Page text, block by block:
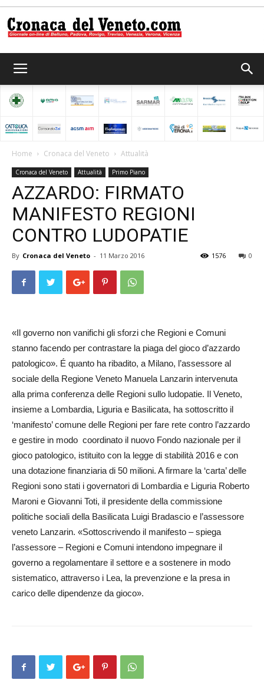
del
Veneto
Home Cronaca del Veneto Attualità
Cronaca del Veneto Attualità Primo Piano
AZZARDO: FIRMATO
MANIFESTO REGIONI
CONTRO LUDOPATIE
By Cronaca del Veneto - 11 Marzo 2016 0
1576
«Il governo non vanifichi gli sforzi che Regioni e Comuni
stanno facendo per contrastare la piaga del gioco d’azzardo
patologico». É quanto ha ribadito, a Milano, l’assessore al
sociale della Regione Veneto Manuela Lanzarin intervenuta
alla prima conferenza delle Regioni sullo ludopatie. Il Veneto,
insieme a Lombardia, Liguria e Basilicata, ha sottoscritto il
‘manifesto’ comune delle Regioni per fare rete contro l’azzardo
e gestire in modo coordinato il nuovo Fondo nazionale per il
gioco patologico, istituito con la legge di stabilità 2016 e con
una dotazione finanziaria di 50 milioni. A firmare la ‘carta’ delle
Regioni sono stati i governatori di Lombardia e Liguria Roberto
Maroni e Giovanni Toti, il presidente della commissione
politiche sociali della Basilicata Luigi Bradascio e l’assessore
veneto Lanzarin. «Sottoscrivendo il manifesto – spiega
l’assessore – Regioni e Comuni intendono impegnare il
governo a regolamentare il settore e a sostenere in modo
sistematico, attraverso i Lea, la prevenzione e la presa in
carico delle dipendenze da gioco».